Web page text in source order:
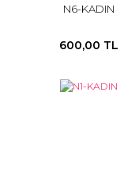
N6-KADIN
600,00 TL